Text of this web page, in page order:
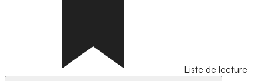
Liste de lecture